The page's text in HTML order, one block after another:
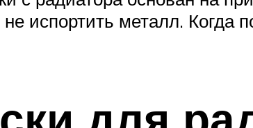
испортить металл. Когда